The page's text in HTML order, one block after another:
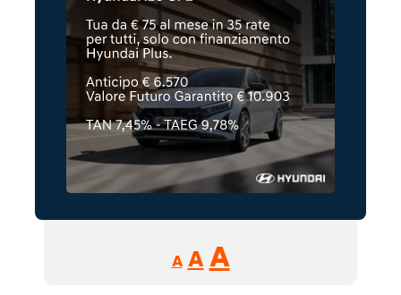
A
Reducir
tamaño
A Restablecer
AAumentar